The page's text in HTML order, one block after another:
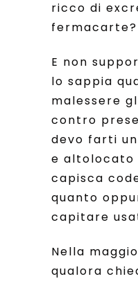
ricco di
fermacarte?
E non
lo sappia
malessere
contro
devo farti
e altolocato
capisca
quanto
capitare
Nella
qualora